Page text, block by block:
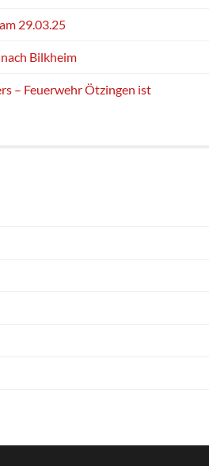
29.03.25
Bilkheim
– Feuerwehr Ötzingen ist